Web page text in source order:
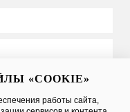
«COOKIE»
работы сайта,